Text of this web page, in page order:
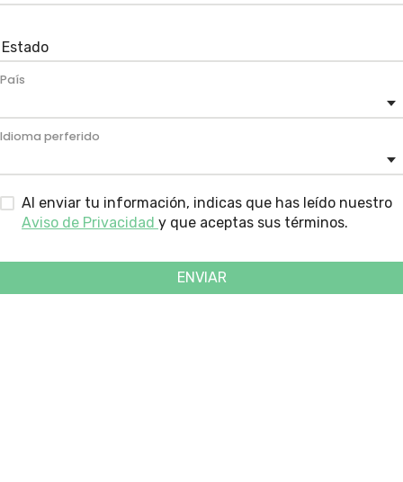
País
Idioma perferido
Al enviar tu información, indicas que has leído nuestro
Aviso de Privacidad y que aceptas sus términos.
ENVIAR